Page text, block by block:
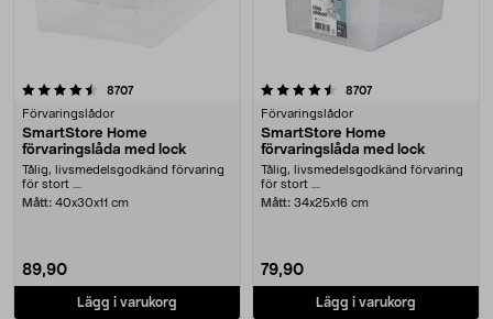
8707recensioner
Förvaringslådor
SmartStore Home
förvaringslåda med lock
Tålig, livsmedelsgodkänd förvaring
för stort ....
Mått: 40x30x11 cm
89,90
Lägg i varukorg
4.5 av 5 stjärnor 8707recensioner
Förvaringslådor
SmartStore Home
förvaringslåda med lock
Tålig, livsmedelsgodkänd förvaring
för stort ....
Mått: 34x25x16 cm
79,90
Lägg i varukorg